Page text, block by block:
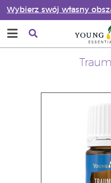
Wybierz swój własny